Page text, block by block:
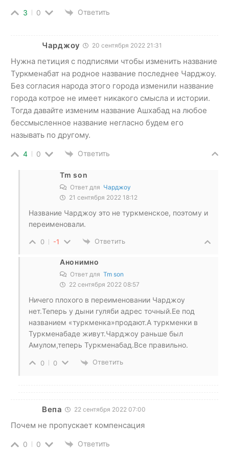
3 0 Ответить
Чарджоу 20 сентября 2022 21:31
Нужна петиция с подписями чтобы изменить название
Туркменабат на родное название последнее Чарджоу.
Без согласия народа этого города изменили название
города котрое не имеет никакого смысла и истории.
Тогда давайте изменим название Ашхабад на любое
бессмысленное название негласно будем его
называть по другому.
4 0 Ответить
Tm son
Ответ для Чарджоу
21 сентября 2022 18:12
Название Чарджоу это не туркменское, поэтому и
переименовали.
0 -1 Ответить
Анонимно
Ответ для Tm son
22 сентября 2022 08:57
Ничего плохого в переименовании Чарджоу
нет.Теперь у дыни гуляби адрес точный.Ее под
названием «туркменка»продают.А туркменки в
Туркменабаде живут.Чарджоу раньше был
Амулом,теперь Туркменабад.Все правильно.
0 0 Ответить
Вепа 22 сентября 2022 07:00
Почем не пропускает компенсация
0 0 Ответить